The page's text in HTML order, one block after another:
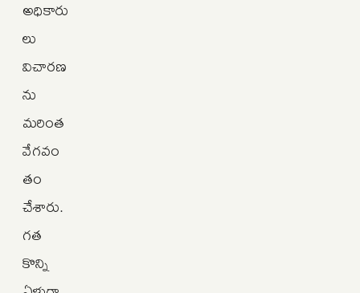
అధికారు
లు
విచారణ
ను
మరింత
వేగవం
తం
చేశారు.
గత
కొన్ని